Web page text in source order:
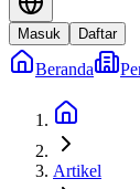
Masuk Daftar
Beranda
Artikel